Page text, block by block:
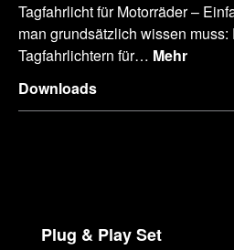
Tagfahrlicht für Motorräder –
man grundsätzlich wissen
Tagfahrlichtern für… Mehr
Downloads
Produktgalerie überspringen
Plug & Play Set